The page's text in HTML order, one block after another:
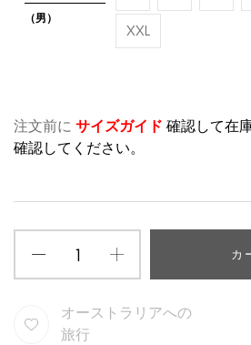
（男）
XXL
注文前に サイズガイド 確認して在
確認してください。
カ
オーストラリアへの
旅行